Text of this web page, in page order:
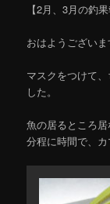
【2月、3月の釣
おはようございま
マスクをつけて
した。
魚の居るところ
分程に時間で、カ